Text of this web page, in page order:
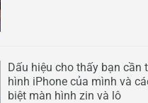
Dấu hiệu cho thấy bạn cần
hình iPhone của mình và
biệt màn hình zin và lô